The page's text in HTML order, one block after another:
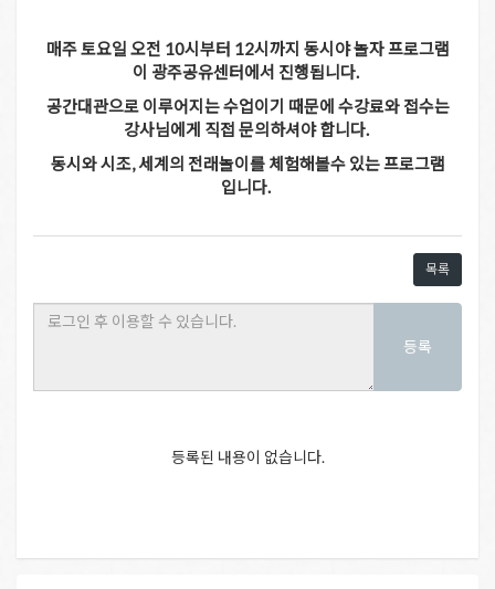
매주 토요일 오전 10시부터 12시까지 동시야 놀자 프로그램
이 광주공유센터에서 진행됩니다.
공간대관으로 이루어지는 수업이기 때문에 수강료와 접수는
강사님에게 직접 문의하셔야 합니다.
동시와 시조, 세계의 전래놀이를 체험해볼수 있는 프로그램
입니다.
목록
등록
등록된 내용이 없습니다.